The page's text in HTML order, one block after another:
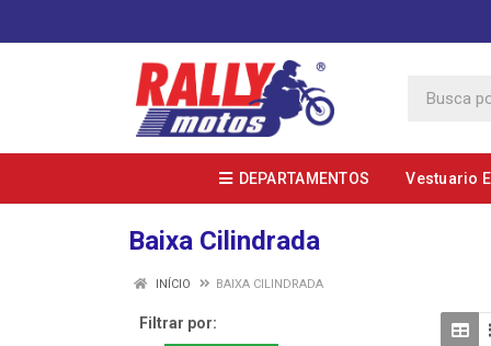
DEPARTAMENTOS Vestuario
Baixa Cilindrada
INÍCIO BAIXA CILINDRADA
Filtrar por: